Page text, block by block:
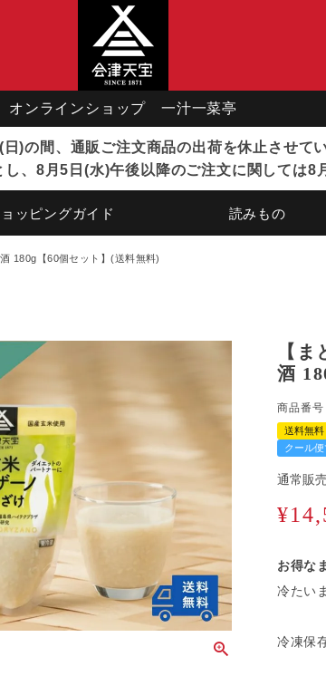
オンラインショップ 一汁一菜亭
)の間、通販ご注文商品の出荷を休止させて
、8月5日(水)午後以降のご注文に関しては8
ッピングガイド 読みもの
180g【60個セット】(送料無料)
【
酒
商品番号
送料無料
クール
通常販
¥
お得な
冷たい
冷凍保